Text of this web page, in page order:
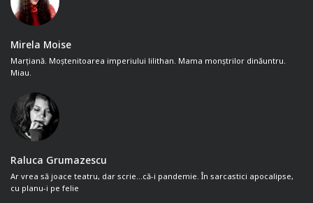
Mirela Moise
Marțiană. Moștenitoarea imperiului lilithan. Mama monștrilor dinăuntru.
Miau.
Raluca Grumazescu
Ar vrea să joace teatru, dar scrie...că-i pandemie. În sarcastici apocalipse,
cu planu-i pe felie